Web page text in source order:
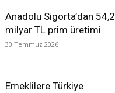
Anadolu Sigorta’dan 54,2
milyar TL prim üretimi
30 Temmuz 2026
Emeklilere Türkiye